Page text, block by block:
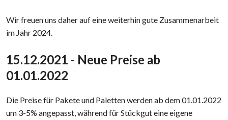
Wir freuen uns daher auf eine weiterhin gute Zusammenarbeit
im Jahr 2024.​
15.12.2021 - Neue Preise ab
01.01.2022
Die Preise für Pakete und Paletten werden ab dem 01.01.2022
um 3-5% angepasst, während für Stückgut eine eigene